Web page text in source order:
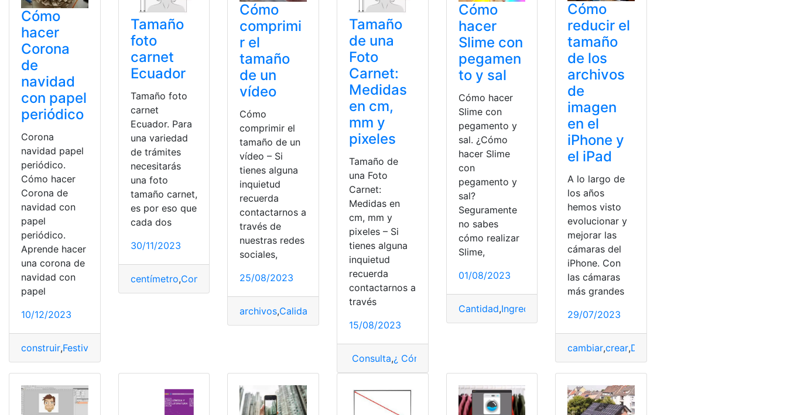
Cómo
hacer
Corona
de
navidad
con papel
periódico
Corona
navidad papel
periódico.
Cómo hacer
Corona de
navidad con
papel
periódico.
Aprende hacer
una corona de
navidad con
papel
10/12/2023
construir,Festividades
Tamaño
foto
carnet
Ecuador
Tamaño foto
carnet
Ecuador. Para
una variedad
de trámites
necesitarás
una foto
tamaño carnet,
es por eso que
cada dos
30/11/2023
centímetro,Convertir Foto Carnet,milímetros pixeles,Pulgadas
Cómo
comprimi
r el
tamaño
de un
vídeo
Cómo
comprimir el
tamaño de un
vídeo – Si
tienes alguna
inquietud
recuerda
contactarnos a
través de
nuestras redes
sociales,
25/08/2023
archivos,Calidad
Tamaño
de una
Foto
Carnet:
Medidas
en cm,
mm y
pixeles
Tamaño de
una Foto
Carnet:
Medidas en
cm, mm y
pixeles – Si
tienes alguna
inquietud
recuerda
contactarnos a
través
15/08/2023
Consulta,¿ Cómo saber?
Cómo
hacer
Slime con
pegamen
to y sal
Cómo hacer
Slime con
pegamento y
sal. ¿Cómo
hacer Slime
con
pegamento y
sal?
Seguramente
no sabes
cómo realizar
Slime,
01/08/2023
Cantidad,Ingredientes Juguetes,Proceso
Cómo
reducir el
tamaño
de los
archivos
de
imagen
en el
iPhone y
el iPad
A lo largo de
los años
hemos visto
evolucionar y
mejorar las
cámaras del
iPhone. Con
las cámaras
más grandes
29/07/2023
cambiar,crear,Descargar